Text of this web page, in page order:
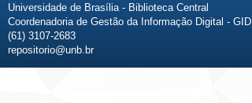
Universidade de Brasília - Biblioteca Central
Coordenadoria de Gestão da Informação Digital - GID
(61) 3107-2683
repositorio@unb.br